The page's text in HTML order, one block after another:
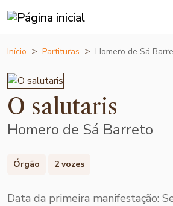
Início Partituras Homero de Sá
O salutaris
Homero de Sá Barreto
Órgão 2 vozes
Data da primeira manifestação: